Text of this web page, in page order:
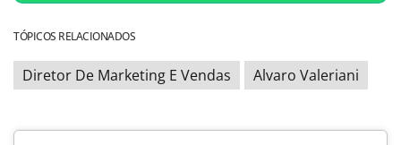
TÓPICOS RELACIONADOS
Diretor De Marketing E Vendas Alvaro Valeriani